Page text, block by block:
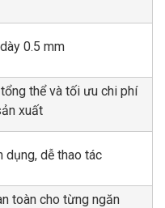
0.5 mm
thể và tối ưu chi phí
xuất
dụng, dễ thao tác
toàn cho từng ngăn